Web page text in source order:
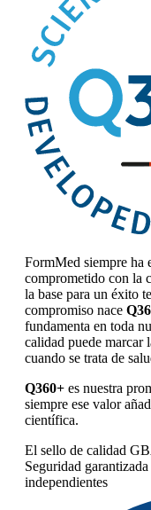
FormMed siempre ha
comprometido con la
la base para un éxito
compromiso nace
fundamenta en toda
calidad puede marcar
cuando se trata de
Q360+ es nuestra
siempre ese valor
científica.
El sello de calidad
Seguridad
independientes